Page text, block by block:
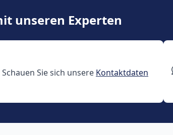
unseren Experten
Sie sich unsere Kontaktdaten